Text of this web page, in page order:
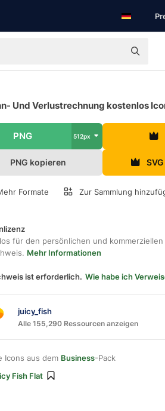
Und Verlustrechnung kostenlos
PNG 512px
PNG kopieren
Formate Zur Sammlung
für den persönlichen und kommerziellen
Mehr Informationen
ist erforderlich. Wie habe ich
juicy_fish
Alle 155,290 Ressourcen anzeigen
Icons aus dem Business-Pack
Fish Flat